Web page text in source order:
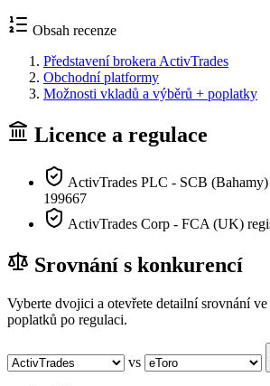
Obsah recenze
Představení brokera ActivTrades
Obchodní platformy
Možnosti vkladů a výběrů + poplatky
Licence a regulace
ActivTrades PLC - SCB
199667
ActivTrades Corp - FCA (UK)
Srovnání s konkurencí
Vyberte dvojici a otevřete detailní srovnání
poplatků po regulaci.
vs